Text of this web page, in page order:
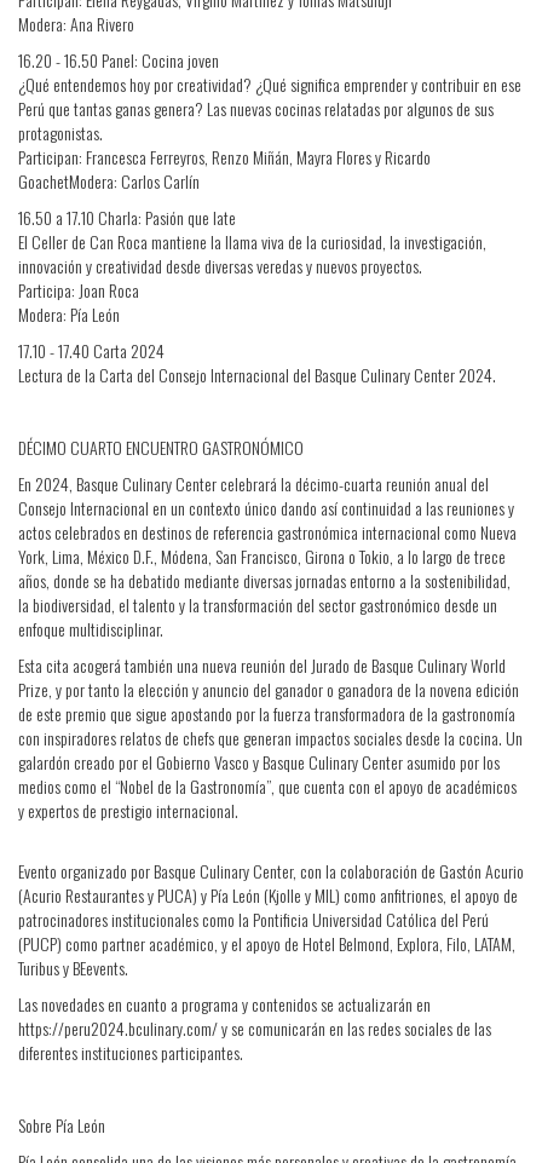
Modera: Ana Rivero
16.20 - 16.50 Panel: Cocina joven
¿Qué entendemos hoy por creatividad? ¿Qué significa emprender y contribuir en ese
Perú que tantas ganas genera? Las nuevas cocinas relatadas por algunos de sus
protagonistas.
Participan: Francesca Ferreyros, Renzo Miñán, Mayra Flores y Ricardo
GoachetModera: Carlos Carlín
16.50 a 17.10 Charla: Pasión que late
El Celler de Can Roca mantiene la llama viva de la curiosidad, la investigación,
innovación y creatividad desde diversas veredas y nuevos proyectos.
Participa: Joan Roca
Modera: Pía León
17.10 - 17.40 Carta 2024
Lectura de la Carta del Consejo Internacional del Basque Culinary Center 2024.
DÉCIMO CUARTO ENCUENTRO GASTRONÓMICO
En 2024, Basque Culinary Center celebrará la décimo-cuarta reunión anual del
Consejo Internacional en un contexto único dando así continuidad a las reuniones y
actos celebrados en destinos de referencia gastronómica internacional como Nueva
York, Lima, México D.F., Módena, San Francisco, Girona o Tokio, a lo largo de trece
años, donde se ha debatido mediante diversas jornadas entorno a la sostenibilidad,
la biodiversidad, el talento y la transformación del sector gastronómico desde un
enfoque multidisciplinar.
Esta cita acogerá también una nueva reunión del Jurado de Basque Culinary World
Prize, y por tanto la elección y anuncio del ganador o ganadora de la novena edición
de este premio que sigue apostando por la fuerza transformadora de la gastronomía
con inspiradores relatos de chefs que generan impactos sociales desde la cocina. Un
galardón creado por el Gobierno Vasco y Basque Culinary Center asumido por los
medios como el “Nobel de la Gastronomía”, que cuenta con el apoyo de académicos
y expertos de prestigio internacional.
Evento organizado por Basque Culinary Center, con la colaboración de Gastón Acurio
(Acurio Restaurantes y PUCA) y Pía León (Kjolle y MIL) como anfitriones, el apoyo de
patrocinadores institucionales como la Pontificia Universidad Católica del Perú
(PUCP) como partner académico, y el apoyo de Hotel Belmond, Explora, Filo, LATAM,
Turibus y BEevents.
Las novedades en cuanto a programa y contenidos se actualizarán en
https://peru2024.bculinary.com/ y se comunicarán en las redes sociales de las
diferentes instituciones participantes.
Sobre Pía León